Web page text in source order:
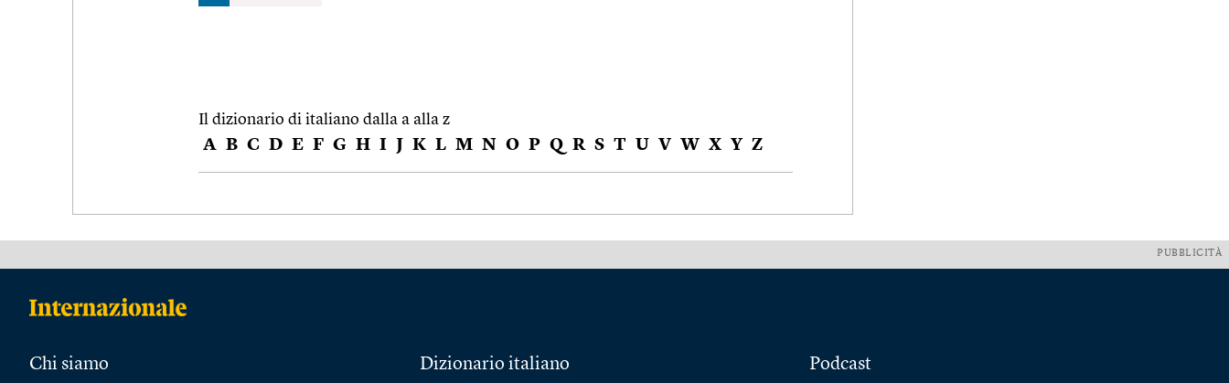
Il dizionario di italiano dalla a alla z
A B C D E F G H I J K L M N O P Q R S T U V W X Y Z
PUBBLICITÀ
Chi siamo Dizionario italiano Podcast